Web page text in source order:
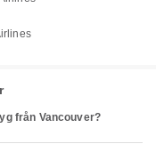
från Vancouver?